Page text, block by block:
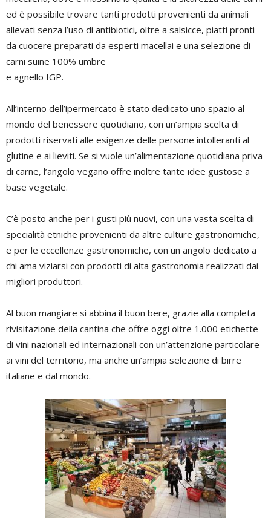
ed è possibile trovare tanti prodotti provenienti da animali
allevati senza l’uso di antibiotici, oltre a salsicce, piatti pronti
da cuocere preparati da esperti macellai e una selezione di
carni suine 100% umbre
e agnello IGP.
All’interno dell’ipermercato è stato dedicato uno spazio al
mondo del benessere quotidiano, con un’ampia scelta di
prodotti riservati alle esigenze delle persone intolleranti al
glutine e ai lieviti. Se si vuole un’alimentazione quotidiana priva
di carne, l’angolo vegano offre inoltre tante idee gustose a
base vegetale.
C’è posto anche per i gusti più nuovi, con una vasta scelta di
specialità etniche provenienti da altre culture gastronomiche,
e per le eccellenze gastronomiche, con un angolo dedicato a
chi ama viziarsi con prodotti di alta gastronomia realizzati dai
migliori produttori.
Al buon mangiare si abbina il buon bere, grazie alla completa
rivisitazione della cantina che offre oggi oltre 1.000 etichette
di vini nazionali ed internazionali con un’attenzione particolare
ai vini del territorio, ma anche un’ampia selezione di birre
italiane e dal mondo.